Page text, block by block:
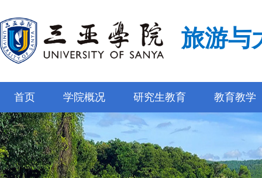
旅游与
首页 学院概况 研究生教育 教育教学